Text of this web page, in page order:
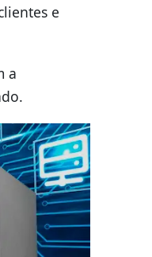
e
a